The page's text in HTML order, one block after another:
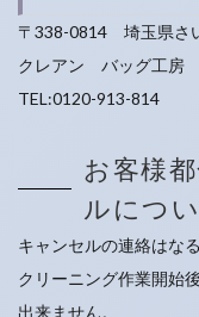
〒338-0814 埼玉県さ
クレアン バッグ工房
TEL:0120-913-814
お客様
ルにつ
キャンセルの連絡はな
クリーニング作業開始
出来ません。